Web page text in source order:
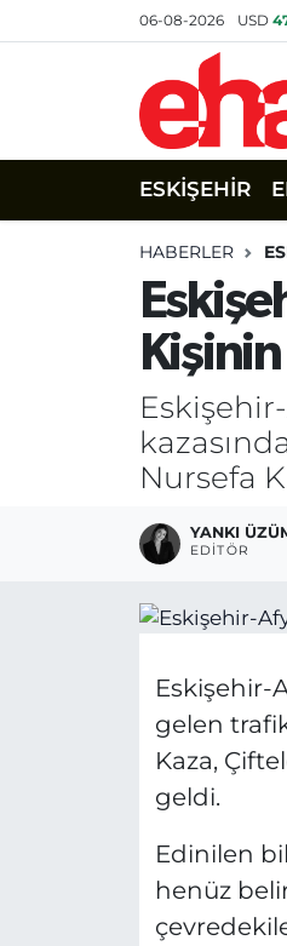
06-08-2026 USD
ESKİŞEHİR
HABERLER
Nursefa
YANKI
EDITÖR
Eskişehir-
gelen
Kaza,
geldi.
Edinilen
henüz